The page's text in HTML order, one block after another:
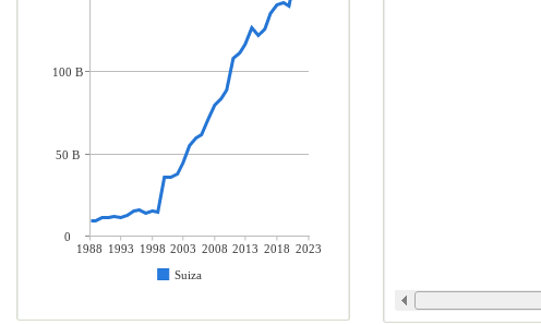
1988 1993 1998 2003 2008 2013 2018 2023
Suiza
100 B
50 B
0